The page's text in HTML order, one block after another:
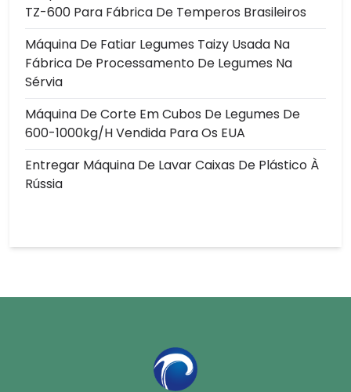
TZ-600 Para Fábrica De Temperos Brasileiros
Máquina De Fatiar Legumes Taizy Usada Na
Fábrica De Processamento De Legumes Na
Sérvia
Máquina De Corte Em Cubos De Legumes De
600-1000kg/h Vendida Para Os EUA
Entregar Máquina De Lavar Caixas De Plástico À
Rússia